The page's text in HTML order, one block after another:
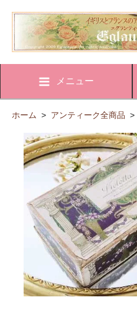
メニュー
ホーム > アンティーク全商品 >